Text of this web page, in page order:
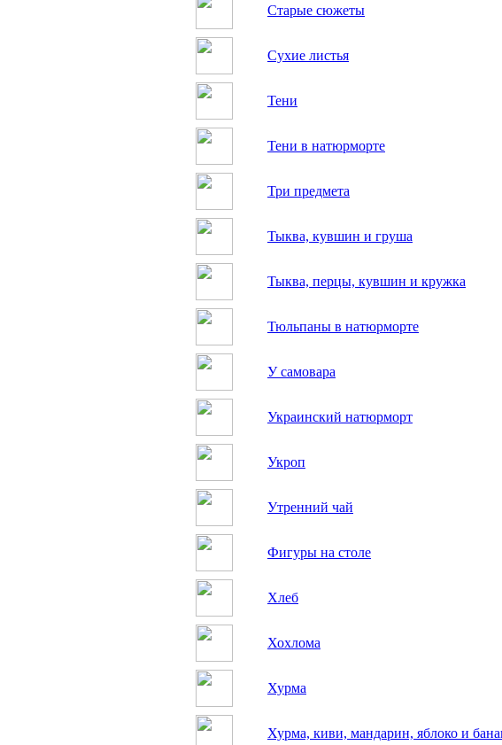
Старые сюжеты
Сухие листья
Тени
Тени в натюрморте
Три предмета
Тыква, кувшин и груша
Тыква, перцы, кувшин и кружка
Тюльпаны в натюрморте
У самовара
Украинский натюрморт
Укроп
Утренний чай
Фигуры на столе
Хлеб
Хохлома
Хурма
Хурма, киви, мандарин, яблоко и